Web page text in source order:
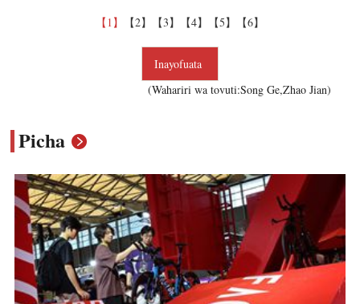
【1】 【2】 【3】 【4】 【5】 【6】
Inayofuata
(Wahariri wa tovuti:Song Ge,Zhao Jian)
Picha